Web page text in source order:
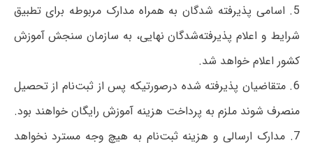
5. اسامی پذیرفته ‌شدگان به همراه مدارک مربوطه برای تطبیق
شرایط و اعلام پذیرفته‌شدگان نهایی، به سازمان سنجش آموزش
کشور اعلام خواهد شد.
6. متقاضیان پذیرفته شده درصورتیکه پس از ثبت‌نام از تحصیل
منصرف شوند ملزم به پرداخت هزینه آموزش رایگان خواهند بود.
7. مدارک ارسالی و هزینه ثبت‌نام به هیچ وجه مسترد نخواهد